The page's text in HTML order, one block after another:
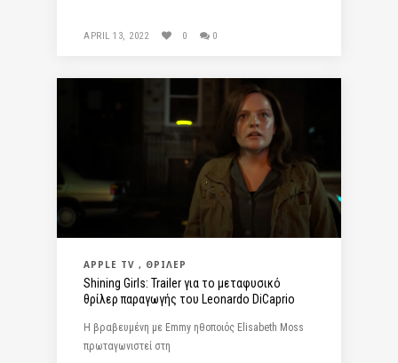
APRIL 13, 2022 0 0
APPLE TV ΘΡΊΛΕΡ
Shining Girls: Trailer για τo μεταφυσικό
θρίλερ παραγωγής του Leonardo DiCaprio
Η βραβευμένη με Emmy ηθοποιός Elisabeth Moss
πρωταγωνιστεί στη